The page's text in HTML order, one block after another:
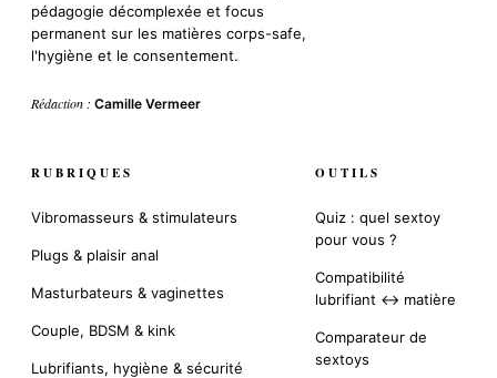
pédagogie décomplexée et focus
permanent sur les matières corps-safe,
l'hygiène et le consentement.
Rédaction : Camille Vermeer
RUBRIQUES
Vibromasseurs & stimulateurs
Plugs & plaisir anal
Masturbateurs & vaginettes
Couple, BDSM & kink
Lubrifiants, hygiène & sécurité
OUTILS
Quiz : quel sextoy
pour vous ?
Compatibilité
lubrifiant ↔ matière
Comparateur de
sextoys